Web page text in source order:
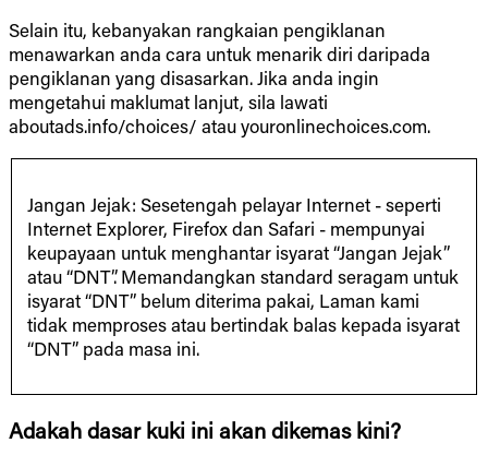
Selain itu, kebanyakan rangkaian pengiklanan
menawarkan anda cara untuk menarik diri daripada
pengiklanan yang disasarkan. Jika anda ingin
mengetahui maklumat lanjut, sila lawati
aboutads.info/choices/ atau youronlinechoices.com.
Jangan Jejak: Sesetengah pelayar Internet - seperti
Internet Explorer, Firefox dan Safari - mempunyai
keupayaan untuk menghantar isyarat “Jangan Jejak”
atau “DNT”. Memandangkan standard seragam untuk
isyarat “DNT” belum diterima pakai, Laman kami
tidak memproses atau bertindak balas kepada isyarat
“DNT” pada masa ini.
Adakah dasar kuki ini akan dikemas kini?